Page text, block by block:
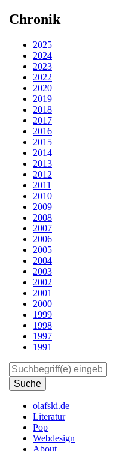
Chronik
2025
2024
2023
2022
2020
2019
2018
2017
2016
2015
2014
2013
2012
2011
2010
2009
2008
2007
2006
2005
2004
2003
2002
2001
2000
1999
1998
1997
1991
Suchen
olafski.de
Literatur
Pop
Webdesign